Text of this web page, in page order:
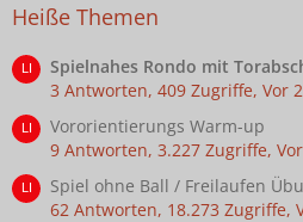
Heiße Themen
Spielnahes Rondo mit
3 Antworten, 409 Zugriffe, Vor
Vororientierungs Warm-up
9 Antworten, 3.227 Zugriffe,
Spiel ohne Ball / Freilaufen
62 Antworten, 18.273 Zugriffe,